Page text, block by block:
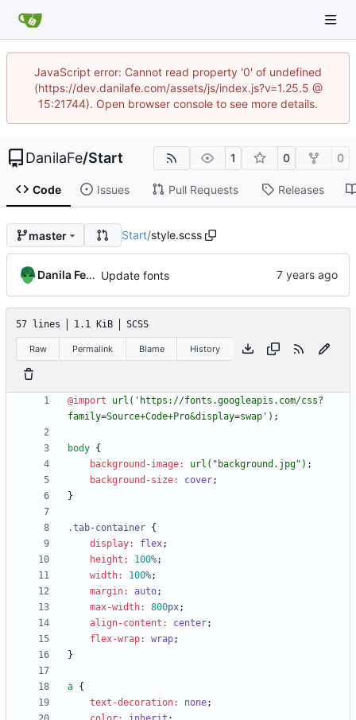
JavaScript error: Cannot read property '0' of undefined
(https://dev.danilafe.com/assets/js/index.js?v=1.25.5 @
15:21744). Open browser console to see more details.
DanilaFe/Start 1 0 0
Code Issues Pull Requests Releases
master Start/style.scss
Danila Fedorin Update fonts
57 lines 1.1 KiB SCSS
Raw Permalink Blame History
@import url( 'https://fonts.googleapis.com/css?
family=Source+Code+Pro&display=swap' ) ;
body {
background-image: url( "background.jpg" ) ;
background-size: cover;
}
.tab-container {
display: flex;
height : 100%;
width: 100%;
margin: auto;
max-width: 800px;
align-content : center;
flex-wrap: wrap;
}
a {
text-decoration: none;